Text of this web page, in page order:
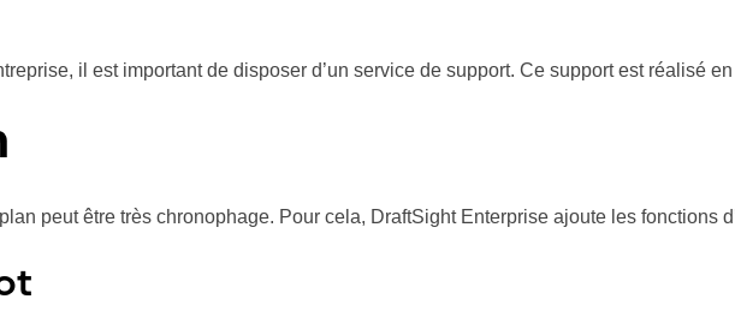
il est important de disposer d’un service de support. Ce support est réalisé
peut être très chronophage. Pour cela, DraftSight Enterprise ajoute les fonctions